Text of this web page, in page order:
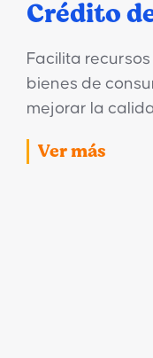
Crédito
Facilita
bienes de
mejorar la
Ver más